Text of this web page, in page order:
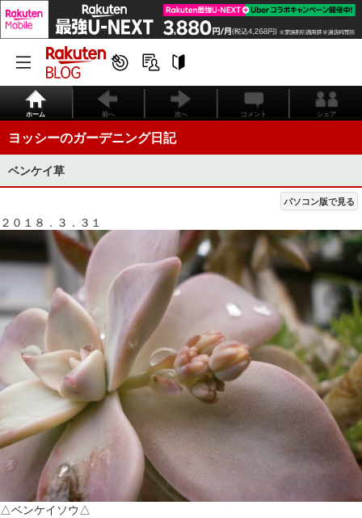
ホーム 前へ 次へ コメント シェア
ヨッシーのガーデニング日記
ベンケイ草
パソコン版で見る
２０１８．３．３１
△ベンケイソウ△